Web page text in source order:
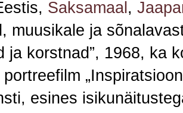
Saksamaal ,
muusikale ja
ja korstnad”, 1968, ka
portreefilm
esines